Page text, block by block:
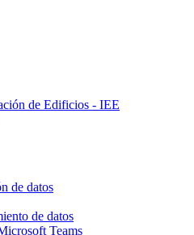
de Edificios - IEE
de datos
de datos
Teams